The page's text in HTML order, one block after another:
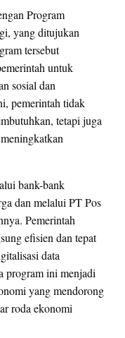
Program
yang ditujukan
tersebut
untuk
sosial dan
pemerintah tidak
tetapi juga
bank-bank
dan melalui PT Pos
Pemerintah
efisien dan tepat
data
program ini menjadi
yang mendorong
roda ekonomi